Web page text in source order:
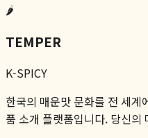
🌶️
TEMPER
K-SPICY
한국의 매운맛 문화를 전 세계
품 소개 플랫폼입니다. 당신의